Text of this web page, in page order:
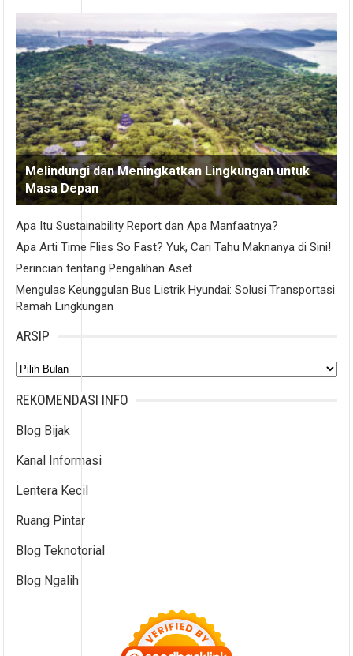
Melindungi dan Meningkatkan Lingkungan untuk
Masa Depan
Apa Itu Sustainability Report dan Apa Manfaatnya?
Apa Arti Time Flies So Fast? Yuk, Cari Tahu Maknanya di Sini!
Perincian tentang Pengalihan Aset
Mengulas Keunggulan Bus Listrik Hyundai: Solusi Transportasi
Ramah Lingkungan
ARSIP
Arsip
REKOMENDASI INFO
Blog Bijak
Kanal Informasi
Lentera Kecil
Ruang Pintar
Blog Teknotorial
Blog Ngalih